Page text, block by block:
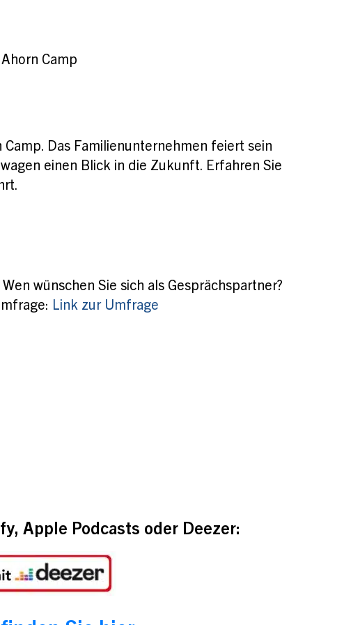
Camp
Das Familienunternehmen feiert sein
einen Blick in die Zukunft. Erfahren Sie
wünschen Sie sich als Gesprächspartner?
Link zur Umfrage
Apple Podcasts oder Deezer: